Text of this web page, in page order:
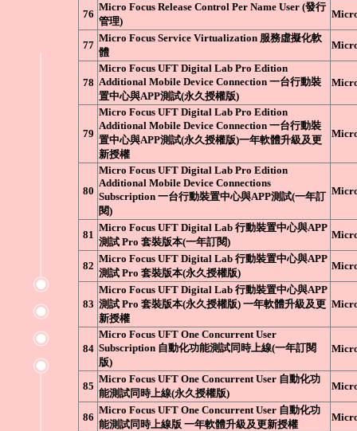
76
Micro Focus Release Control Per Name User (發行
管理)
77
Micro Focus Service Virtualization 服務虛擬化軟
體
78
Micro Focus UFT Digital Lab Pro Edition
Additional Mobile Device Connection 一台行動裝
置中心與APP測試(永久授權版)
79
Micro Focus UFT Digital Lab Pro Edition
Additional Mobile Device Connection 一台行動裝
置中心與APP測試(永久授權版)一年軟體升級及更
新授權
80
Micro Focus UFT Digital Lab Pro Edition
Additional Mobile Device Connections
Subscription 一台行動裝置中心與APP測試(一年訂
閱)
81
Micro Focus UFT Digital Lab 行動裝置中心與APP
測試 Pro 套裝版本(一年訂閱)
82
Micro Focus UFT Digital Lab 行動裝置中心與APP
測試 Pro 套裝版本(永久授權版)
83
Micro Focus UFT Digital Lab 行動裝置中心與APP
測試 Pro 套裝版本(永久授權版) 一年軟體升級及更
新授權
84
Micro Focus UFT One Concurrent User
Subscription 自動化功能測試同時上線(一年訂閱
版)
85
Micro Focus UFT One Concurrent User 自動化功
能測試同時上線(永久授權版)
86
Micro Focus UFT One Concurrent User 自動化功
能測試同時上線版 一年軟體升級及更新授權